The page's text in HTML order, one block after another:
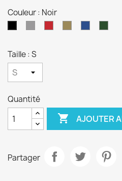
Couleur : Noir
Taille : S
Quantité
 AJOUTER
Partager